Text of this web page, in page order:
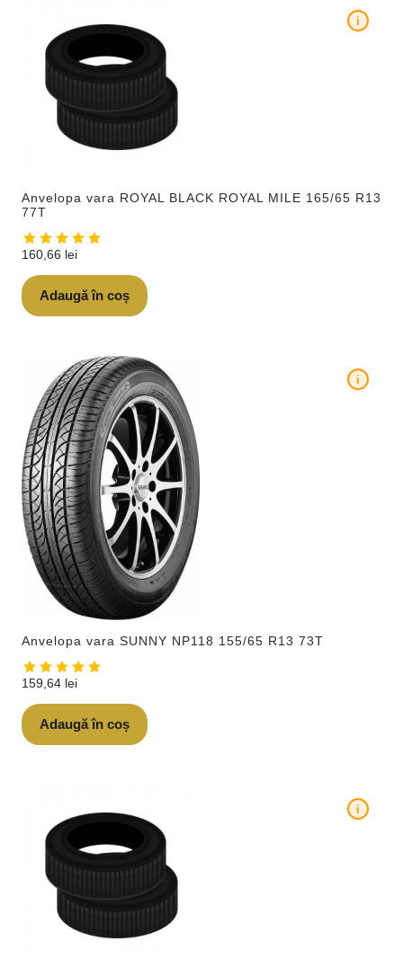
Anvelopa vara ROYAL BLACK ROYAL MILE 165/65 R13
77T
i
160,66 lei
Adaugă în coș
Anvelopa vara SUNNY NP118 155/65 R13 73T
i
159,64 lei
Adaugă în coș
i